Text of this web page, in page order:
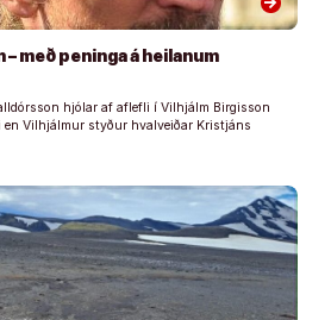
með peninga á heilanum
hjólar af aflefli í Vilhjálm Birgisson
en Vilhjálmur styður hvalveiðar Kristjáns